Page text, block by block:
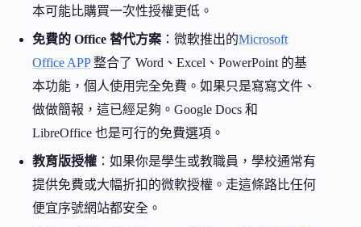
本可能比購買一次性授權更低。
免費的 Office 替代方案 ：微軟推出的Microsoft
Office APP整合了 Word、Excel、PowerPoint 的基
本功能，個人使用完全免費。如果只是寫寫文件、
做做簡報，這已經足夠。Google Docs 和
LibreOffice 也是可行的免費選項。
教育版授權 ：如果你是學生或教職員，學校通常有
提供免費或大幅折扣的微軟授權。走這條路比任何
便宜序號網站都安全。